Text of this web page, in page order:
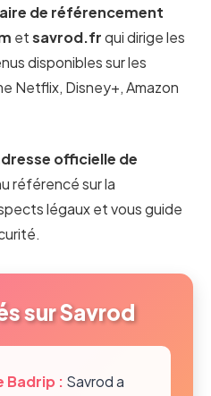
de référencement
etsavrod.frqui dirige les
disponibles sur les
Netflix, Disney+, Amazon
officielle de
référencé sur la
légaux et vous guide
sur Savrod
Badrip : Savrod a